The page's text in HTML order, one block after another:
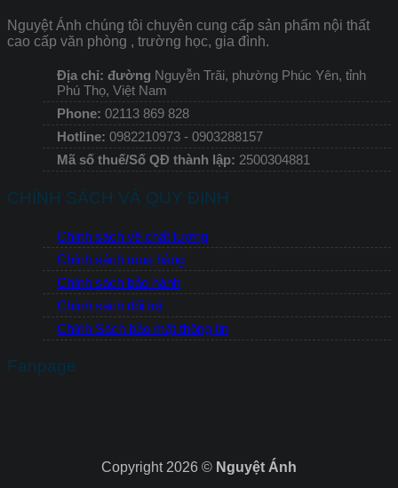
Nguyệt Ánh chúng tôi chuyên cung cấp sản phẩm nội thất
cao cấp văn phòng , trường học, gia đình.
Địa chỉ: đường Nguyễn Trãi, phường Phúc Yên, tỉnh
Phú Thọ, Việt Nam
Phone: 02113 869 828
Hotline: 0982210973 - 0903288157
Mã số thuế/Số QĐ thành lập: 2500304881
CHÍNH SÁCH VÀ QUY ĐỊNH
Chính sách về chất lượng
Chính sách mua hàng
Chính sách bảo hành
Chính sách đổi trả
Chính Sách bảo mật thông tin
Fanpage
Copyright 2026 © Nguyệt Ánh